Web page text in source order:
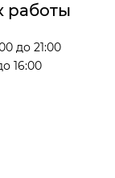
работы
до 21:00
16:00